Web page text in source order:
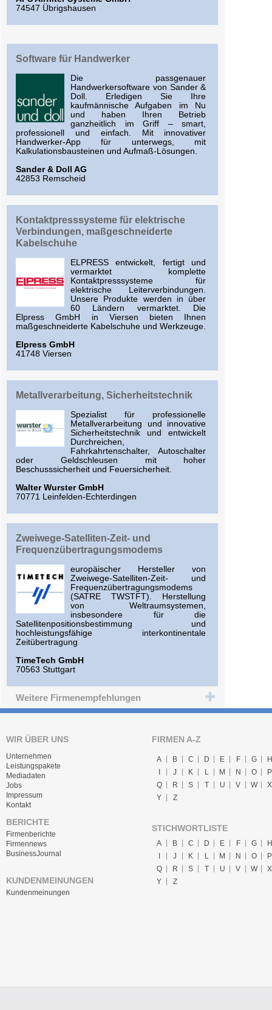
74547 Übrigshausen
Software für Handwerker
Die passgenauer
Handwerkersoftware von Sander &
Doll. Erledigen Sie Ihre
kaufmännische Aufgaben im Nu
und haben Ihren Betrieb
ganzheitlich im Griff – smart,
professionell und einfach. Mit innovativer
Handwerker-App für unterwegs, mit
Kalkulationsbausteinen und Aufmaß-Lösungen.
Sander & Doll AG
42853 Remscheid
Kontaktpresssysteme für elektrische
Verbindungen, maßgeschneiderte
Kabelschuhe
ELPRESS entwickelt, fertigt und
vermarktet komplette
Kontaktpresssysteme für
elektrische Leiterverbindungen.
Unsere Produkte werden in über
60 Ländern vermarktet. Die
Elpress GmbH in Viersen bieten Ihnen
maßgeschneiderte Kabelschuhe und Werkzeuge.
Elpress GmbH
41748 Viersen
Metallverarbeitung, Sicherheitstechnik
Spezialist für professionelle
Metallverarbeitung und innovative
Sicherheitstechnik und entwickelt
Durchreichen,
Fahrkahrtenschalter, Autoschalter
oder Geldschleusen mit hoher
Beschusssicherheit und Feuersicherheit.
Walter Wurster GmbH
70771 Leinfelden-Echterdingen
Zweiwege-Satelliten-Zeit- und
Frequenzübertragungsmodems
europäischer Hersteller von
Zweiwege-Satelliten-Zeit- und
Frequenzübertragungsmodems
(SATRE TWSTFT). Herstellung
von Weltraumsystemen,
insbesondere für die
Satellitenpositionsbestimmung und
hochleistungsfähige interkontinentale
Zeitübertragung
TimeTech GmbH
70563 Stuttgart
Weitere Firmenempfehlungen
WIR ÜBER UNS
Unternehmen
Leistungspakete
Mediadaten
Jobs
Impressum
Kontakt
BERICHTE
Firmenberichte
Firmennews
BusinessJournal
KUNDENMEINUNGEN
Kundenmeinungen
FIRMEN A-Z
A B C D E F G
H
I
J K L M N O
P
Q
R S T U V W
X
Y
Z
STICHWORTLISTE
A B C D E F G
H
J K L M N O
P
Q
R S T U V W
X
Y
Z